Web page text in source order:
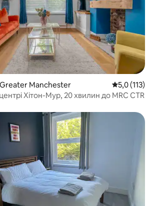
Greater Manchester Середня
5,0 (113)
Хітон-Мур, 20 хвилин до MRC CTR